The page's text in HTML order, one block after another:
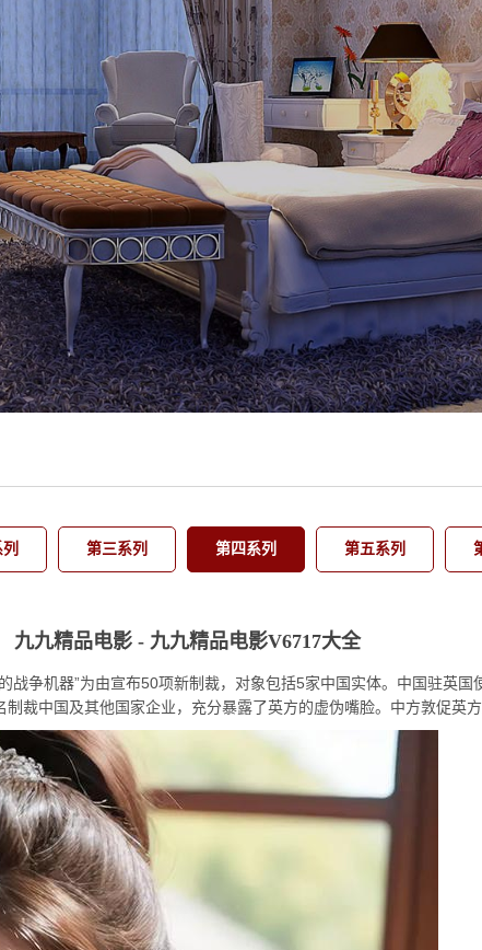
第三系列 第四系列 第五系列
九九精品电影 - 九九精品电影V6717大全
争机器”为由宣布50项新制裁，对象包括5家中国实体。中国驻英国
裁中国及其他国家企业，充分暴露了英方的虚伪嘴脸。中方敦促英